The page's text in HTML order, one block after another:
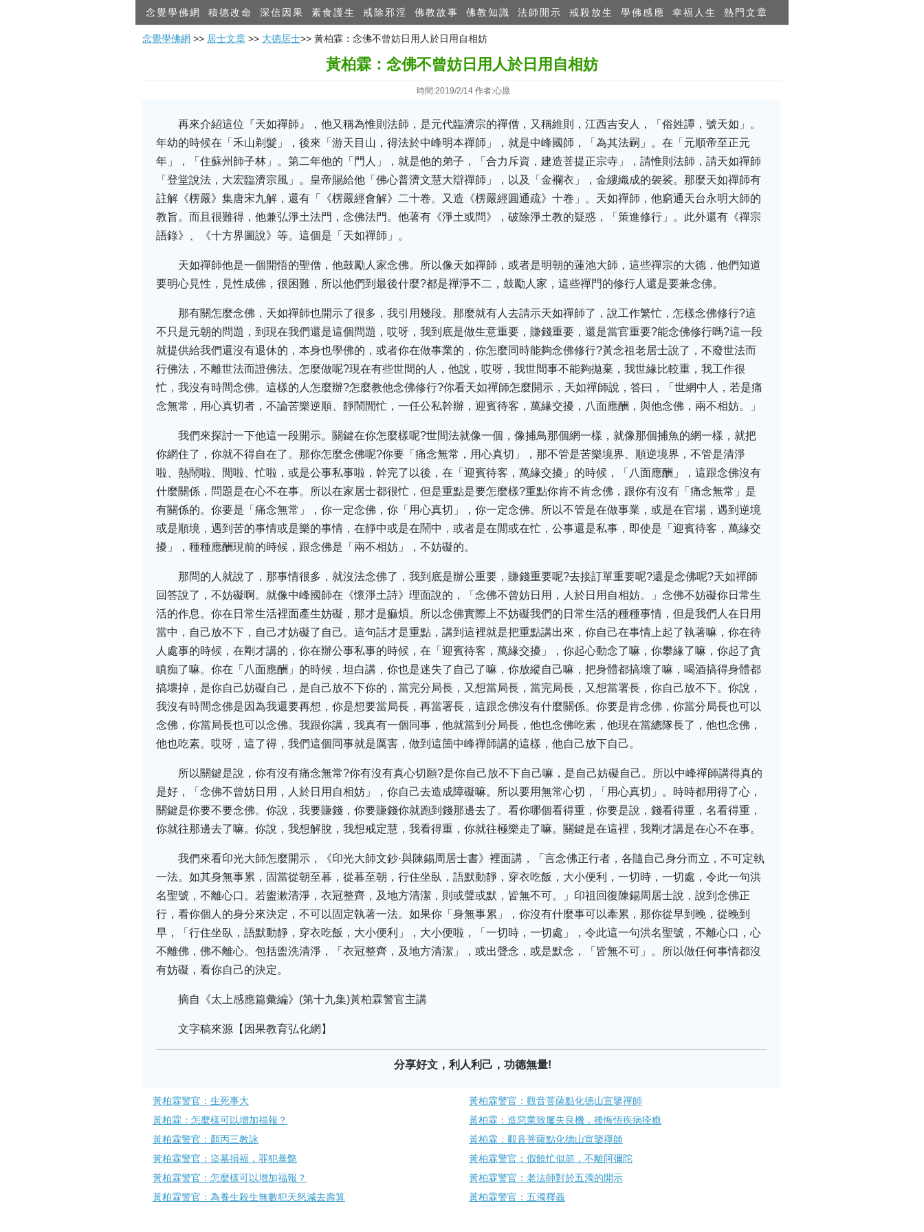
念覺學佛網 積德改命 深信因果 素食護生 戒除邪淫 佛教故事 佛教知識 法師開示 戒殺放生 學佛感應 幸福人生 熱門文章
念覺學佛網 >> 居士文章 >> 大德居士>> 黃柏霖：念佛不曾妨日用人於日用自相妨
黃柏霖：念佛不曾妨日用人於日用自相妨
時間:2019/2/14 作者:心愿
再來介紹這位『天如禪師』，他又稱為惟則法師，是元代臨濟宗的禪僧，又稱維則，江西吉安人，「俗姓譚，號天如」。
年幼的時候在「禾山剃髮」，後來「游天目山，得法於中峰明本禪師」，就是中峰國師，「為其法嗣」。在「元順帝至正元
年」，「住蘇州師子林」。第二年他的「門人」，就是他的弟子，「合力斥資，建造菩提正宗寺」，請惟則法師，請天如禪師
「登堂說法，大宏臨濟宗風」。皇帝賜給他「佛心普濟文慧大辯禪師」，以及「金襴衣」，金縷織成的袈裟。那麼天如禪師有
註解《楞嚴》集唐宋九解，還有「《楞嚴經會解》二十卷。又造《楞嚴經圓通疏》十卷」。天如禪師，他窮通天台永明大師的
教旨。而且很難得，他兼弘淨土法門，念佛法門。他著有《淨土或問》，破除淨土教的疑惑，「策進修行」。此外還有《禪宗
語錄》、《十方界圖說》等。這個是「天如禪師」。
天如禪師他是一個開悟的聖僧，他鼓勵人家念佛。所以像天如禪師，或者是明朝的蓮池大師，這些禪宗的大德，他們知道
要明心見性，見性成佛，很困難，所以他們到最後什麼?都是禪淨不二，鼓勵人家，這些禪門的修行人還是要兼念佛。
那有關怎麼念佛，天如禪師也開示了很多，我引用幾段。那麼就有人去請示天如禪師了，說工作繁忙，怎樣念佛修行?這
不只是元朝的問題，到現在我們還是這個問題，哎呀，我到底是做生意重要，賺錢重要，還是當官重要?能念佛修行嗎?這一段
就提供給我們還沒有退休的，本身也學佛的，或者你在做事業的，你怎麼同時能夠念佛修行?黃念祖老居士說了，不廢世法而
行佛法，不離世法而證佛法。怎麼做呢?現在有些世間的人，他說，哎呀，我世間事不能夠拋棄，我世緣比較重，我工作很
忙，我沒有時間念佛。這樣的人怎麼辦?怎麼教他念佛修行?你看天如禪師怎麼開示，天如禪師說，答曰，「世網中人，若是痛
念無常，用心真切者，不論苦樂逆順、靜鬧閒忙，一任公私幹辦，迎賓待客，萬緣交擾，八面應酬，與他念佛，兩不相妨。」
我們來探討一下他這一段開示。關鍵在你怎麼樣呢?世間法就像一個，像捕鳥那個網一樣，就像那個捕魚的網一樣，就把
你網住了，你就不得自在了。那你怎麼念佛呢?你要「痛念無常，用心真切」，那不管是苦樂境界、順逆境界，不管是清淨
啦、熱鬧啦、閒啦、忙啦，或是公事私事啦，幹完了以後，在「迎賓待客，萬緣交擾」的時候，「八面應酬」，這跟念佛沒有
什麼關係，問題是在心不在事。所以在家居士都很忙，但是重點是要怎麼樣?重點你肯不肯念佛，跟你有沒有「痛念無常」是
有關係的。你要是「痛念無常」，你一定念佛，你「用心真切」，你一定念佛。所以不管是在做事業，或是在官場，遇到逆境
或是順境，遇到苦的事情或是樂的事情，在靜中或是在鬧中，或者是在閒或在忙，公事還是私事，即使是「迎賓待客，萬緣交
擾」，種種應酬現前的時候，跟念佛是「兩不相妨」，不妨礙的。
那問的人就說了，那事情很多，就沒法念佛了，我到底是辦公重要，賺錢重要呢?去接訂單重要呢?還是念佛呢?天如禪師
回答說了，不妨礙啊。就像中峰國師在《懷淨土詩》理面說的，「念佛不曾妨日用，人於日用自相妨。」念佛不妨礙你日常生
活的作息。你在日常生活裡面產生妨礙，那才是痲煩。所以念佛實際上不妨礙我們的日常生活的種種事情，但是我們人在日用
當中，自己放不下，自己才妨礙了自己。這句話才是重點，講到這裡就是把重點講出來，你自己在事情上起了執著嘛，你在待
人處事的時候，在剛才講的，你在辦公事私事的時候，在「迎賓待客，萬緣交擾」，你起心動念了嘛，你攀緣了嘛，你起了貪
瞋痴了嘛。你在「八面應酬」的時候，坦白講，你也是迷失了自己了嘛，你放縱自己嘛，把身體都搞壞了嘛，喝酒搞得身體都
搞壞掉，是你自己妨礙自己，是自己放不下你的，當完分局長，又想當局長，當完局長，又想當署長，你自己放不下。你說，
我沒有時間念佛是因為我還要再想，你是想要當局長，再當署長，這跟念佛沒有什麼關係。你要是肯念佛，你當分局長也可以
念佛，你當局長也可以念佛。我跟你講，我真有一個同事，他就當到分局長，他也念佛吃素，他現在當總隊長了，他也念佛，
他也吃素。哎呀，這了得，我們這個同事就是厲害，做到這箇中峰禪師講的這樣，他自己放下自己。
所以關鍵是說，你有沒有痛念無常?你有沒有真心切願?是你自己放不下自己嘛，是自己妨礙自己。所以中峰禪師講得真的
是好，「念佛不曾妨日用，人於日用自相妨」，你自己去造成障礙嘛。所以要用無常心切，「用心真切」。時時都用得了心，
關鍵是你要不要念佛。你說，我要賺錢，你要賺錢你就跑到錢那邊去了。看你哪個看得重，你要是說，錢看得重，名看得重，
你就往那邊去了嘛。你說，我想解脫，我想戒定慧，我看得重，你就往極樂走了嘛。關鍵是在這裡，我剛才講是在心不在事。
我們來看印光大師怎麼開示，《印光大師文鈔·與陳錫周居士書》裡面講，「言念佛正行者，各隨自己身分而立，不可定執
一法。如其身無事累，固當從朝至暮，從暮至朝，行住坐臥，語默動靜，穿衣吃飯，大小便利，一切時，一切處，令此一句洪
名聖號，不離心口。若盥漱清淨，衣冠整齊，及地方清潔，則或聲或默，皆無不可。」印祖回復陳錫周居士說，說到念佛正
行，看你個人的身分來決定，不可以固定執著一法。如果你「身無事累」，你沒有什麼事可以牽累，那你從早到晚，從晚到
早，「行住坐臥，語默動靜，穿衣吃飯，大小便利」，大小便啦，「一切時，一切處」，令此這一句洪名聖號，不離心口，心
不離佛，佛不離心。包括盥洗清淨，「衣冠整齊，及地方清潔」，或出聲念，或是默念，「皆無不可」。所以做任何事情都沒
有妨礙，看你自己的決定。
摘自《太上感應篇彙編》(第十九集)黃柏霖警官主講
文字稿來源【因果教育弘化網】
分享好文，利人利己，功德無量!
黃柏霖警官：生死事大
黃柏霖警官：觀音菩薩點化德山宣鑒禪師
黃柏霖：怎麼樣可以增加福報？
黃柏霖：造惡業致屢失良機，後悔悟疾病痊癒
黃柏霖警官：顏丙三教詠
黃柏霖：觀音菩薩點化德山宣鑒禪師
黃柏霖警官：盜墓損福，罪犯暴斃
黃柏霖警官：假饒忙似箭，不離阿彌陀
黃柏霖警官：怎麼樣可以增加福報？
黃柏霖警官：老法師對於五濁的開示
黃柏霖警官：為養生殺生無數犯天怒減去壽算
黃柏霖警官：五濁釋義